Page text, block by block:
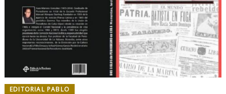
EDITORIAL PABLO